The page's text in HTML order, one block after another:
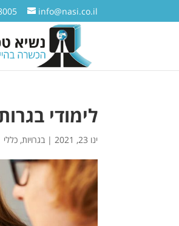
info@nasi.co.il
לימודי
ינו 23, 2021 |בגרויות,כללי